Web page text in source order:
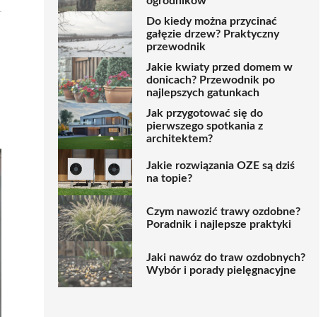
Do kiedy można przycinać
gałęzie drzew? Praktyczny
przewodnik
Jakie kwiaty przed domem w
donicach? Przewodnik po
najlepszych gatunkach
Jak przygotować się do
pierwszego spotkania z
architektem?
Jakie rozwiązania OZE są dziś
na topie?
Czym nawozić trawy ozdobne?
Poradnik i najlepsze praktyki
Jaki nawóz do traw ozdobnych?
Wybór i porady pielęgnacyjne